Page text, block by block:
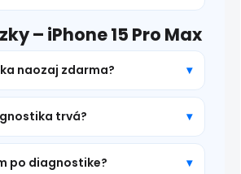
– iPhone 15 Pro Max
naozaj zdarma?
trvá?
po diagnostike?